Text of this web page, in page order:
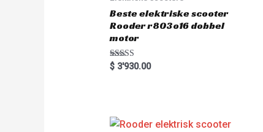
Beste elektriske scooter
Rooder r803o16 dobbel
motor
Rated
5.00
$3'930.00